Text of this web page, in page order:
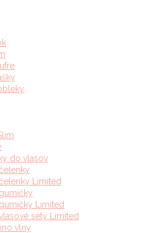
do vlasov
Limited
Limited
sety Limited
vlny